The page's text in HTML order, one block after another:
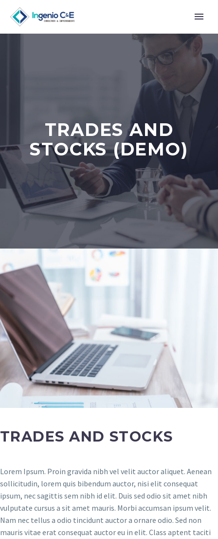
TRADES AND
STOCKS (DEMO)
TRADES AND STOCKS
Lorem Ipsum. Proin gravida nibh vel velit auctor aliquet. Aenean
sollicitudin, lorem quis bibendum auctor, nisi elit consequat
ipsum, nec sagittis sem nibh id elit. Duis sed odio sit amet nibh
vulputate cursus a sit amet mauris. Morbi accumsan ipsum velit.
Nam nec tellus a odio tincidunt auctor a ornare odio. Sed non
mauris vitae erat consequat auctor eu in elit. Class aptent taciti